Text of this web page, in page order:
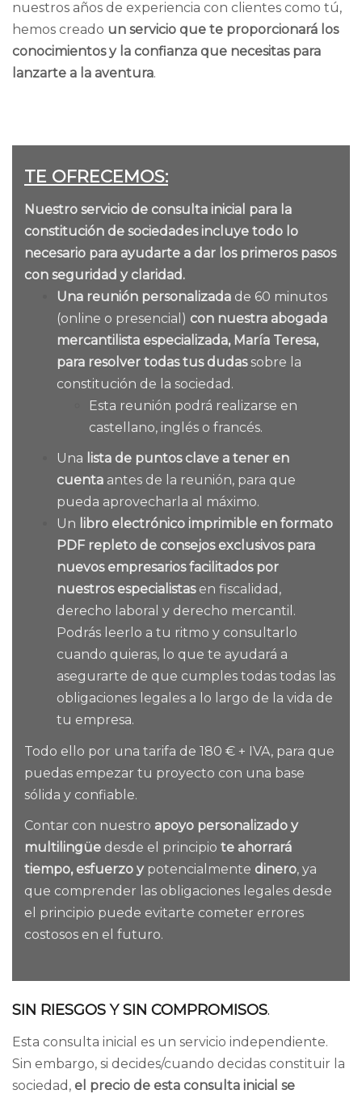
nuestros años de experiencia con clientes como tú,
hemos creado un servicio que te proporcionará los
conocimientos y la confianza que necesitas para
lanzarte a la aventura.
TE OFRECEMOS:
Nuestro servicio de consulta inicial para la
constitución de sociedades incluye todo lo
necesario para ayudarte a dar los primeros pasos
con seguridad y claridad.
Una reunión personalizada de 60 minutos
(online o presencial) con nuestra abogada
mercantilista especializada, María Teresa,
para resolver todas tus dudassobre la
constitución de la sociedad.
Esta reunión podrá realizarse en
castellano, inglés o francés.
Una lista de puntos clave a tener en
cuenta antes de la reunión, para que
pueda aprovecharla al máximo.
Un libro electrónico imprimible en formato
PDF repleto de consejos exclusivos para
nuevos empresarios facilitados por
nuestros especialistasen fiscalidad,
derecho laboral y derecho mercantil.
Podrás leerlo a tu ritmo y consultarlo
cuando quieras, lo que te ayudará a
asegurarte de que cumples todas todas las
obligaciones legales a lo largo de la vida de
tu empresa.
Todo ello por una tarifa de 180 € + IVA, para que
puedas empezar tu proyecto con una base
sólida y confiable.
Contar con nuestro apoyo personalizado y
multilingüe desde el principio te ahorrará
tiempo, esfuerzo ypotencialmente dinero, ya
que comprender las obligaciones legales desde
el principio puede evitarte cometer errores
costosos en el futuro.
SIN RIESGOS Y SIN COMPROMISOS.
Esta consulta inicial es un servicio independiente.
Sin embargo, si decides/cuando decidas constituir la
sociedad, el precio de esta consulta inicial se